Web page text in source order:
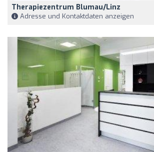
Therapiezentrum Blumau/Linz
Adresse und Kontaktdaten anzeigen